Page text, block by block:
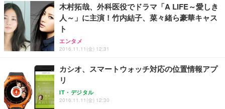
務用 おしゃれ パソコンチェア (ホワイト)
ANDWINT オフィスチェア デスクチェア 肘なし メ
ッシュ 通気性 ランバーサポート付き 腰サポート ガ
ス圧無段階昇降 360度回転 キャスター付き コンパク
ト 幅52×奥行58.5×高さ84～96cm テレワーク 在宅
￥4,139
【MiniLED/24.5inch/280Hz/FHD】GRAPHT THE S
HOOTER Gaming Monitor 24” Essential ゲーミン
グモニター QD 24.5インチ 1ms FHD 量子ドット 残
像低減 (3年保証 | 輝点保証 | 日本メーカー)
￥34,980
アイリスオーヤマ ペットシーツ 超厚型 お徳用 レギ
ュラー 200枚入【Amazon.co.jp限定】
￥3,731
木村拓哉、外科医役でドラマ「A LIFE～愛しき
人～」に主演！竹内結子、菜々緒ら豪華キャス
ト
エンタメ
2016.11.11(金) 12:31
カシオ、スマートウォッチ対応の位置情報アプ
リ
IT・デジタル
2016.11.11(金) 12:30